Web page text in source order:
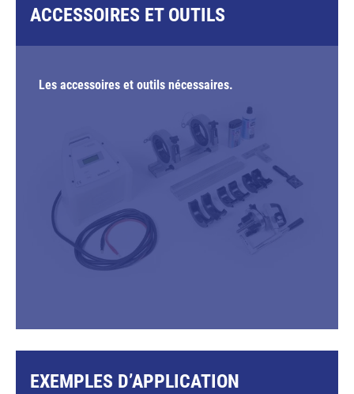
ACCESSOIRES ET OUTILS
Les accessoires et outils nécessaires.
EXEMPLES D’APPLICATION